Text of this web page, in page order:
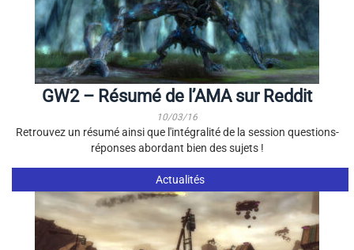
GW2 – Résumé de l’AMA sur Reddit
10/03/16
Retrouvez un résumé ainsi que l'intégralité de la session questions-
réponses abordant bien des sujets !
Actualités